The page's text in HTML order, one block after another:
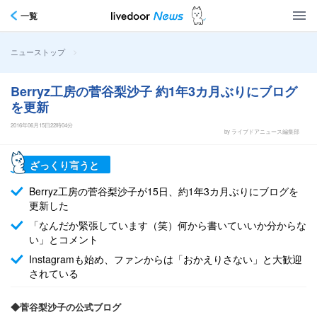
一覧
ニューストップ >
Berryz工房の菅谷梨沙子 約1年3カ月ぶりにブログ
を更新
2016年06月15日22時04分
by ライブドアニュース編集部
ざっくり言うと
Berryz工房の菅谷梨沙子が15日、約1年3カ月ぶりにブログを
更新した
「なんだか緊張しています（笑）何から書いていいか分からな
い」とコメント
Instagramも始め、ファンからは「おかえりさない」と大歓迎
されている
◆菅谷梨沙子の公式ブログ